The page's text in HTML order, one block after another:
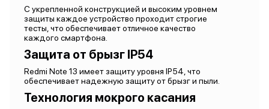
С укрепленной конструкцией и высоким уровнем
защиты каждое устройство проходит строгие
тесты, что обеспечивает отличное качество
каждого смартфона.
Защита от брызг IP54
Redmi Note 13 имеет защиту уровня IP54, что
обеспечивает надежную защиту от брызг и пыли.
Технология мокрого касания